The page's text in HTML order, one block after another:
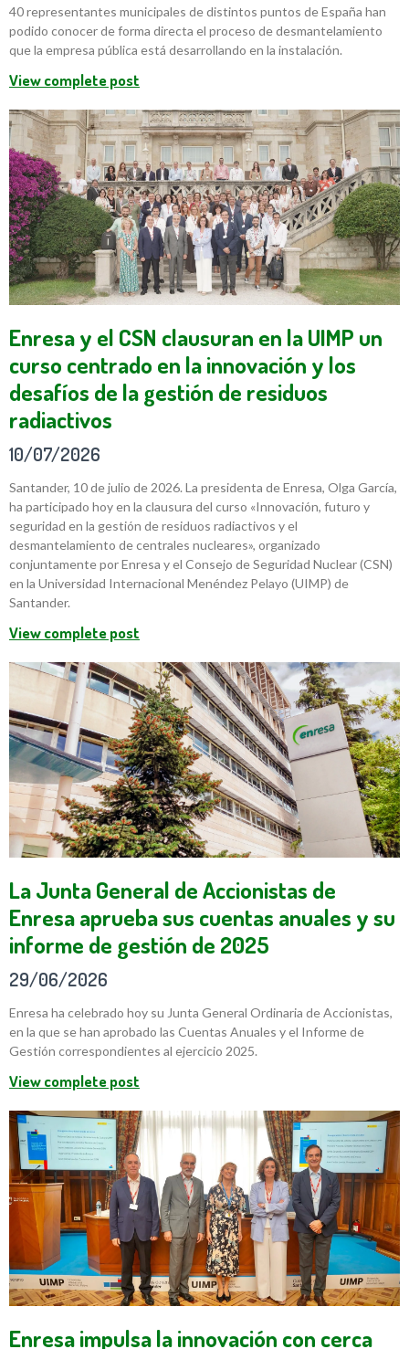
40 representantes municipales de distintos puntos de España han
podido conocer de forma directa el proceso de desmantelamiento
que la empresa pública está desarrollando en la instalación.
View complete post
Enresa y el CSN clausuran en la UIMP un
curso centrado en la innovación y los
desafíos de la gestión de residuos
radiactivos
10/07/2026
Santander, 10 de julio de 2026. La presidenta de Enresa, Olga García,
ha participado hoy en la clausura del curso «Innovación, futuro y
seguridad en la gestión de residuos radiactivos y el
desmantelamiento de centrales nucleares», organizado
conjuntamente por Enresa y el Consejo de Seguridad Nuclear (CSN)
en la Universidad Internacional Menéndez Pelayo (UIMP) de
Santander.
View complete post
La Junta General de Accionistas de
Enresa aprueba sus cuentas anuales y su
informe de gestión de 2025
29/06/2026
Enresa ha celebrado hoy su Junta General Ordinaria de Accionistas,
en la que se han aprobado las Cuentas Anuales y el Informe de
Gestión correspondientes al ejercicio 2025.
View complete post
Enresa impulsa la innovación con cerca